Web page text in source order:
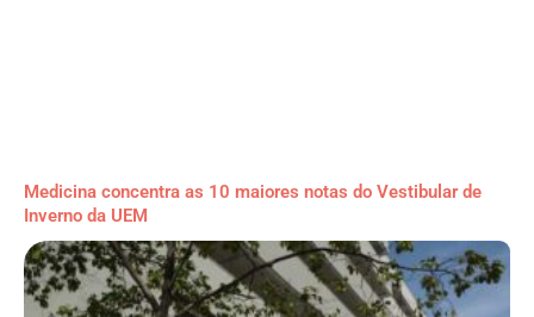
Medicina concentra as 10 maiores notas do Vestibular de
Inverno da UEM